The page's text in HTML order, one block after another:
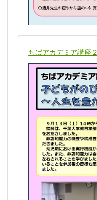
ちばアカデミア講座２